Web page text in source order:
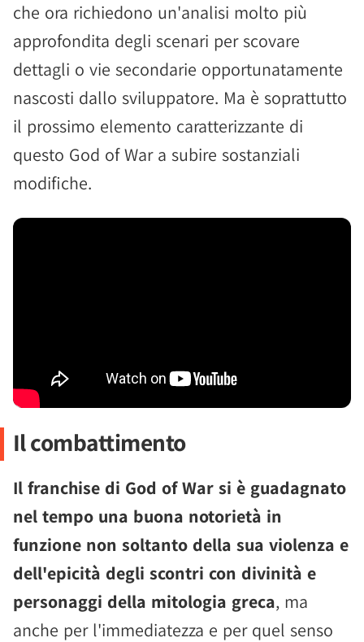
che ora richiedono un'analisi molto più
approfondita degli scenari per scovare
dettagli o vie secondarie opportunatamente
nascosti dallo sviluppatore. Ma è soprattutto
il prossimo elemento caratterizzante di
questo God of War a subire sostanziali
modifiche.
Il combattimento
Il franchise di God of War si è guadagnato
nel tempo una buona notorietà in
funzione non soltanto della sua violenza e
dell'epicità degli scontri con divinità e
personaggi della mitologia greca, ma
anche per l'immediatezza e per quel senso